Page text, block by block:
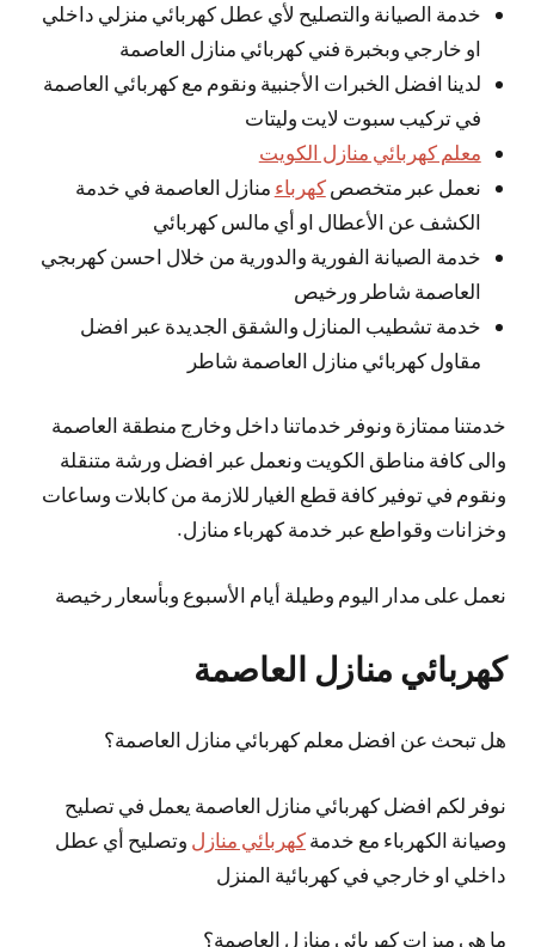
خدمة الصيانة والتصليح لأي عطل كهربائي منزلي داخلي
او خارجي وبخبرة فني كهربائي منازل العاصمة
لدينا افضل الخبرات الأجنبية ونقوم مع كهربائي العاصمة
في تركيب سبوت لايت وليتات
معلم كهربائي منازل الكويت
نعمل عبر متخصصكهرباء منازل العاصمة في خدمة
الكشف عن الأعطال او أي مالس كهربائي
خدمة الصيانة الفورية والدورية من خلال احسن كهربجي
العاصمة شاطر ورخيص
خدمة تشطيب المنازل والشقق الجديدة عبر افضل
مقاول كهربائي منازل العاصمة شاطر
خدمتنا ممتازة ونوفر خدماتنا داخل وخارج منطقة العاصمة
والى كافة مناطق الكويت ونعمل عبر افضل ورشة متنقلة
ونقوم في توفير كافة قطع الغيار للازمة من كابلات وساعات
وخزانات وقواطع عبر خدمة كهرباء منازل.
نعمل على مدار اليوم وطيلة أيام الأسبوع وبأسعار رخيصة
كهربائي منازل العاصمة
هل تبحث عن افضل معلم كهربائي منازل العاصمة؟
نوفر لكم افضل كهربائي منازل العاصمة يعمل في تصليح
وصيانة الكهرباء مع خدمة كهربائي منازل وتصليح أي عطل
داخلي او خارجي في كهربائية المنزل
ما هي ميزات كهربائي منازل العاصمة؟